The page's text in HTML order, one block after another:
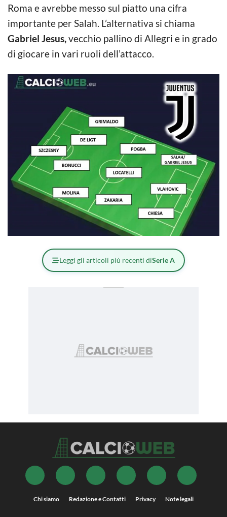
Roma e avrebbe messo sul piatto una cifra
importante per Salah. L’alternativa si chiama
Gabriel Jesus,vecchio pallino di Allegri e in grado
di giocare in vari ruoli dell’attacco.
Leggi gli articoli più recenti diSerie A
Chi siamo Redazione e Contatti Privacy Note legali